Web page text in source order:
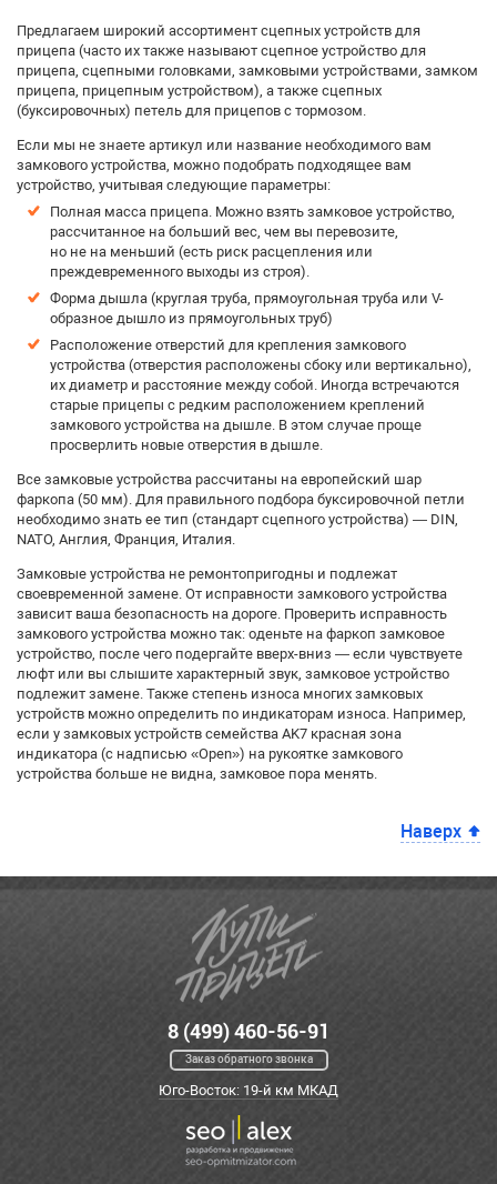
Предлагаем широкий ассортимент сцепных устройств для
прицепа (часто их также называют сцепное устройство для
прицепа, сцепными головками, замковыми устройствами, замком
прицепа, прицепным устройством), а также сцепных
(буксировочных) петель для прицепов с тормозом.
Если мы не знаете артикул или название необходимого вам
замкового устройства, можно подобрать подходящее вам
устройство, учитывая следующие параметры:
Полная масса прицепа. Можно взять замковое устройство,
рассчитанное на больший вес, чем вы перевозите,
но не на меньший (есть риск расцепления или
преждевременного выходы из строя).
Форма дышла (круглая труба, прямоугольная труба или V-
образное дышло из прямоугольных труб)
Расположение отверстий для крепления замкового
устройства (отверстия расположены сбоку или вертикально),
их диаметр и расстояние между собой. Иногда встречаются
старые прицепы с редким расположением креплений
замкового устройства на дышле. В этом случае проще
просверлить новые отверстия в дышле.
Все замковые устройства рассчитаны на европейский шар
фаркопа (50 мм). Для правильного подбора буксировочной петли
необходимо знать ее тип (стандарт сцепного устройства) — DIN,
NATO, Англия, Франция, Италия.
Замковые устройства не ремонтопригодны и подлежат
своевременной замене. От исправности замкового устройства
зависит ваша безопасность на дороге. Проверить исправность
замкового устройства можно так: оденьте на фаркоп замковое
устройство, после чего подергайте вверх-вниз — если чувствуете
люфт или вы слышите характерный звук, замковое устройство
подлежит замене. Также степень износа многих замковых
устройств можно определить по индикаторам износа. Например,
если у замковых устройств семейства AK7 красная зона
индикатора (с надписью «Open») на рукоятке замкового
устройства больше не видна, замковое пора менять.
Наверх
8 (499) 460-56-91
Заказ обратного звонка
Юго-Восток: 19-й км МКАД